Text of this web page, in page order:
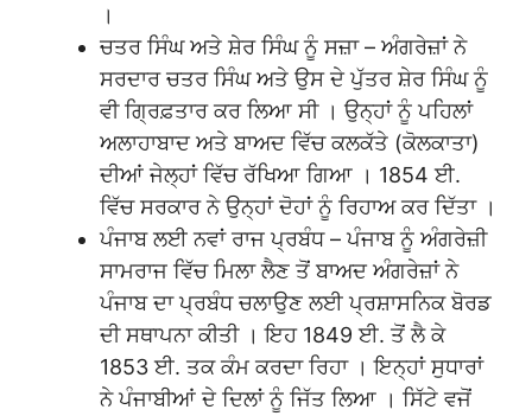
।
ਚਤਰ ਸਿੰਘ ਅਤੇ ਸ਼ੇਰ ਸਿੰਘ ਨੂੰ ਸਜ਼ਾ – ਅੰਗਰੇਜ਼ਾਂ ਨੇ
ਸਰਦਾਰ ਚਤਰ ਸਿੰਘ ਅਤੇ ਉਸ ਦੇ ਪੁੱਤਰ ਸ਼ੇਰ ਸਿੰਘ ਨੂੰ
ਵੀ ਗ੍ਰਿਫ਼ਤਾਰ ਕਰ ਲਿਆ ਸੀ । ਉਨ੍ਹਾਂ ਨੂੰ ਪਹਿਲਾਂ
ਅਲਾਹਾਬਾਦ ਅਤੇ ਬਾਅਦ ਵਿੱਚ ਕਲਕੱਤੇ (ਕੋਲਕਾਤਾ)
ਦੀਆਂ ਜੇਲ੍ਹਾਂ ਵਿੱਚ ਰੱਖਿਆ ਗਿਆ । 1854 ਈ.
ਵਿੱਚ ਸਰਕਾਰ ਨੇ ਉਨ੍ਹਾਂ ਦੋਹਾਂ ਨੂੰ ਰਿਹਾਅ ਕਰ ਦਿੱਤਾ ।
ਪੰਜਾਬ ਲਈ ਨਵਾਂ ਰਾਜ ਪ੍ਰਬੰਧ – ਪੰਜਾਬ ਨੂੰ ਅੰਗਰੇਜ਼ੀ
ਸਾਮਰਾਜ ਵਿੱਚ ਮਿਲਾ ਲੈਣ ਤੋਂ ਬਾਅਦ ਅੰਗਰੇਜ਼ਾਂ ਨੇ
ਪੰਜਾਬ ਦਾ ਪ੍ਰਬੰਧ ਚਲਾਉਣ ਲਈ ਪ੍ਰਸ਼ਾਸਨਿਕ ਬੋਰਡ
ਦੀ ਸਥਾਪਨਾ ਕੀਤੀ । ਇਹ 1849 ਈ. ਤੋਂ ਲੈ ਕੇ
1853 ਈ. ਤਕ ਕੰਮ ਕਰਦਾ ਰਿਹਾ । ਇਨ੍ਹਾਂ ਸੁਧਾਰਾਂ
ਨੇ ਪੰਜਾਬੀਆਂ ਦੇ ਦਿਲਾਂ ਨੂੰ ਜਿੱਤ ਲਿਆ । ਸਿੱਟੇ ਵਜੋਂ